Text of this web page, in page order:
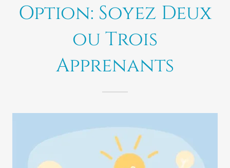
Option: Soyez Deux
ou Trois
Apprenants